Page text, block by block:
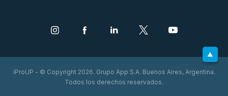
iProUP - © Copyright 2026. Grupo App S.A. Buenos Aires, Argentina.
Todos los derechos reservados.